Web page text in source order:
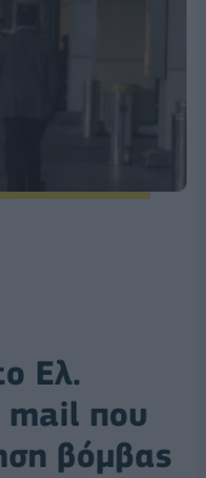
Ελ.
mail που
βόμβας